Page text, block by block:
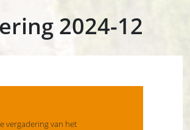
2024-12
vergadering van het